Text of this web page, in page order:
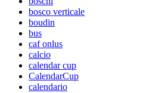
bosco verticale
boudin
bus
caf onlus
calcio
calendar cup
CalendarCup
calendario